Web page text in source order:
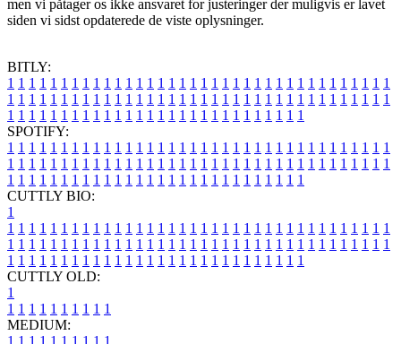
men vi påtager os ikke ansvaret for justeringer der muligvis er lavet
siden vi sidst opdaterede de viste oplysninger.
BITLY:
1 1 1 1 1 1 1 1 1 1 1 1 1 1 1 1 1 1 1 1 1 1 1 1 1 1 1 1 1 1 1 1 1 1 1 1
1 1 1 1 1 1 1 1 1 1 1 1 1 1 1 1 1 1 1 1 1 1 1 1 1 1 1 1 1 1 1 1 1 1 1 1
1 1 1 1 1 1 1 1 1 1 1 1 1 1 1 1 1 1 1 1 1 1 1 1 1 1 1 1
SPOTIFY:
1 1 1 1 1 1 1 1 1 1 1 1 1 1 1 1 1 1 1 1 1 1 1 1 1 1 1 1 1 1 1 1 1 1 1 1
1 1 1 1 1 1 1 1 1 1 1 1 1 1 1 1 1 1 1 1 1 1 1 1 1 1 1 1 1 1 1 1 1 1 1 1
1 1 1 1 1 1 1 1 1 1 1 1 1 1 1 1 1 1 1 1 1 1 1 1 1 1 1 1
CUTTLY BIO:
1
1 1 1 1 1 1 1 1 1 1 1 1 1 1 1 1 1 1 1 1 1 1 1 1 1 1 1 1 1 1 1 1 1 1 1 1
1 1 1 1 1 1 1 1 1 1 1 1 1 1 1 1 1 1 1 1 1 1 1 1 1 1 1 1 1 1 1 1 1 1 1 1
1 1 1 1 1 1 1 1 1 1 1 1 1 1 1 1 1 1 1 1 1 1 1 1 1 1 1 1
CUTTLY OLD:
1
1 1 1 1 1 1 1 1 1 1
MEDIUM:
1 1 1 1 1 1 1 1 1 1